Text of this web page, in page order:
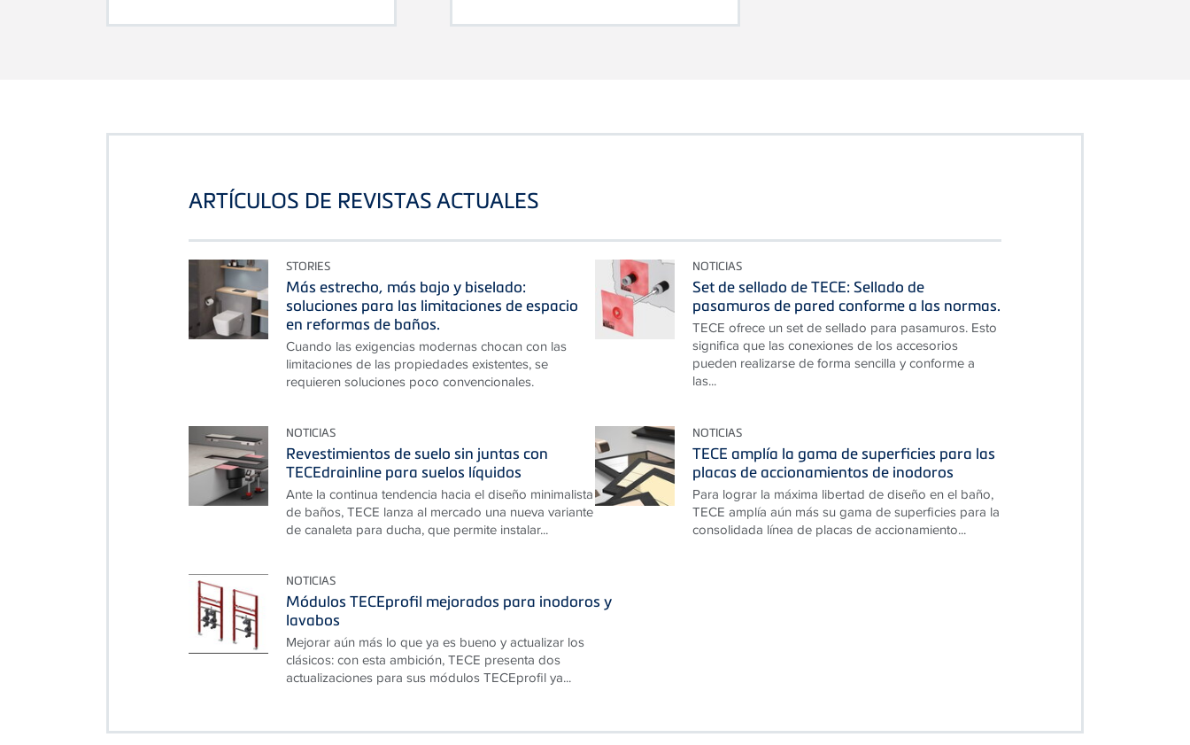
ARTÍCULOS DE REVISTAS ACTUALES
STORIES
Más estrecho, más bajo y biselado:
soluciones para las limitaciones de espacio
en reformas de baños.
Cuando las exigencias modernas chocan con las
limitaciones de las propiedades existentes, se
requieren soluciones poco convencionales.
NOTICIAS
Set de sellado de TECE: Sellado de
pasamuros de pared conforme a las normas.
TECE ofrece un set de sellado para pasamuros. Esto
significa que las conexiones de los accesorios
pueden realizarse de forma sencilla y conforme a
las...
NOTICIAS
Revestimientos de suelo sin juntas con
TECEdrainline para suelos líquidos
Ante la continua tendencia hacia el diseño minimalista
de baños, TECE lanza al mercado una nueva variante
de canaleta para ducha, que permite instalar...
NOTICIAS
TECE amplía la gama de superficies para las
placas de accionamientos de inodoros
Para lograr la máxima libertad de diseño en el baño,
TECE amplía aún más su gama de superficies para la
consolidada línea de placas de accionamiento...
NOTICIAS
Módulos TECEprofil mejorados para inodoros y
lavabos
Mejorar aún más lo que ya es bueno y actualizar los
clásicos: con esta ambición, TECE presenta dos
actualizaciones para sus módulos TECEprofil ya...